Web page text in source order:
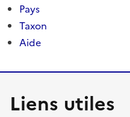
Pays
Taxon
Aide
Liens utiles